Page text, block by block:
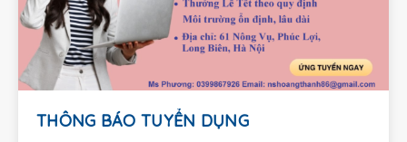
THÔNG BÁO TUYỂN DỤNG